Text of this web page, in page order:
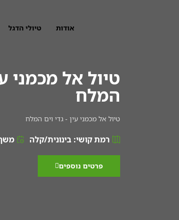
אודות טיולי הדגל
טיול אל מכמני
המלח
טיול אל מכמני עין - גדי וים המלח
רמת קושי: בינונית/קלה משך
פרטים נוספים